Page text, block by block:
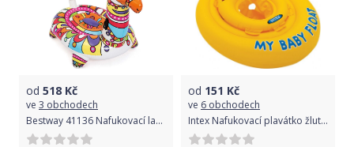
od 518 Kč
ve 3 obchodech
Bestway 41136 Nafukovací lama s držadly
od 151 Kč
ve 6 obchodech
Intex Nafukovací plavátko žluté, kulaté, 70 cm